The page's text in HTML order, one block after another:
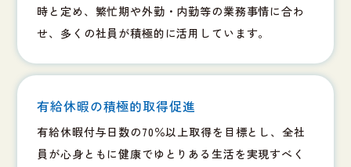
時と定め、繁忙期や外勤・内勤等の業務事情に合わ
せ、多くの社員が積極的に活用しています。
有給休暇の積極的取得促進
有給休暇付与日数の70％以上取得を目標とし、全社
員が心身ともに健康でゆとりある生活を実現すべく